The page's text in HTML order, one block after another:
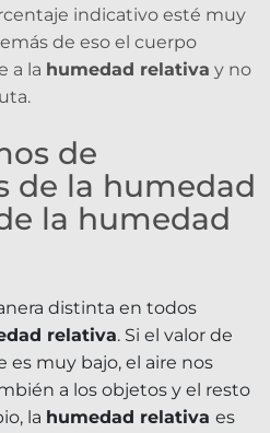
indicativo esté muy
de eso el cuerpo
a la humedad relativa y no
de
de la humedad
la humedad
distinta en todos
relativa. Si el valor de
muy bajo, el aire nos
a los objetos y el resto
la humedad relativa es